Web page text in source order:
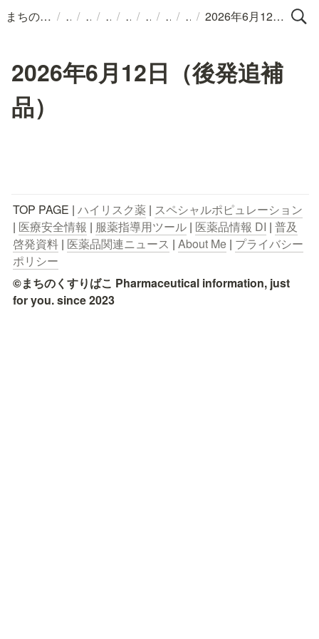
まちのくすりばこ / / / / / / / / 2026年6月12日（後発追補品）
2026年6月12日（後発追補
品）
TOP PAGE | ハイリスク薬 | スペシャルポピュレーション
| 医療安全情報 | 服薬指導用ツール | 医薬品情報 DI | 普及
啓発資料 | 医薬品関連ニュース | About Me | プライバシー
ポリシー
©まちのくすりばこ Pharmaceutical information, just
for you. since 2023